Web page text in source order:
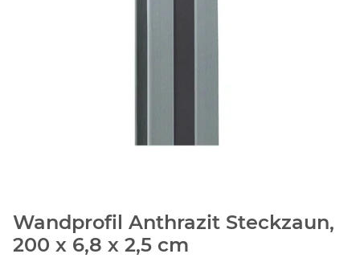
Wandprofil Anthrazit Steckzaun,
200 x 6,8 x 2,5 cm